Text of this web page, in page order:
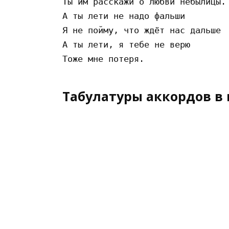
А ты лети не надо фальши
Я не пойму, что ждёт нас дальше
А ты лети, я тебе не верю
Табулатуры аккордов в